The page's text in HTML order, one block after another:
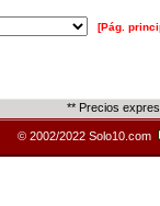
[Pág.
** Precios
© 2002/2022 Solo10.com